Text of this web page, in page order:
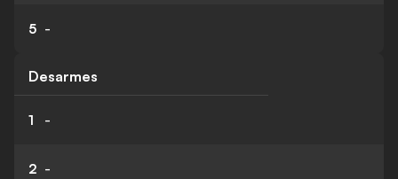
5 -
Desarmes
1 -
2 -